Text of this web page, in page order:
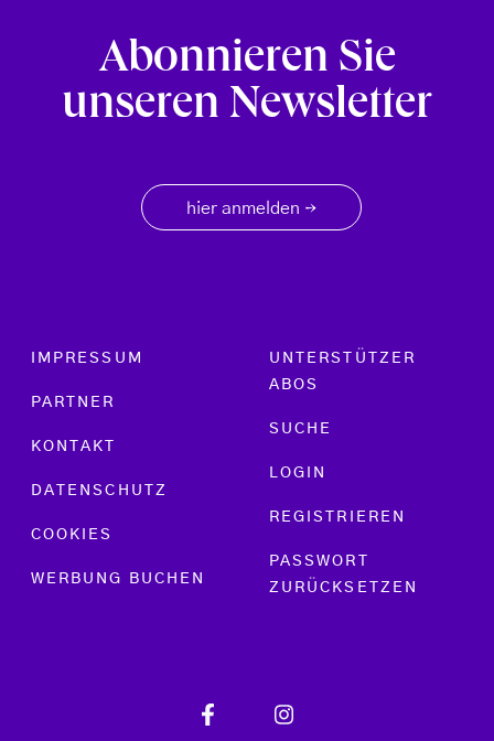
Abonnieren Sie
unseren Newsletter
hier anmelden →
Footer menu
IMPRESSUM
PARTNER
KONTAKT
DATENSCHUTZ
COOKIES
WERBUNG BUCHEN
UNTERSTÜTZER
ABOS
SUCHE
LOGIN
REGISTRIEREN
PASSWORT
ZURÜCKSETZEN